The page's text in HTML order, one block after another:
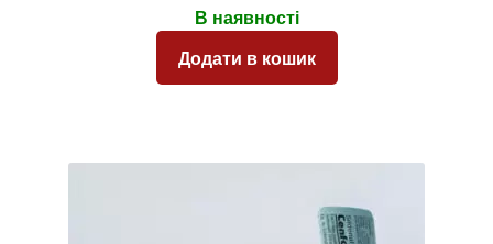
В наявності
Додати в кошик